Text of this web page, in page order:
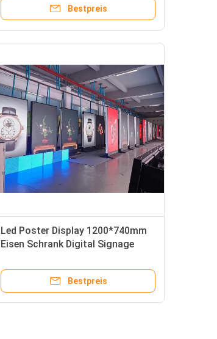
Bestpreis
Led Poster Display 1200*740mm
Eisen Schrank Digital Signage
Displays und 360-Grad-Rotation
Bestpreis